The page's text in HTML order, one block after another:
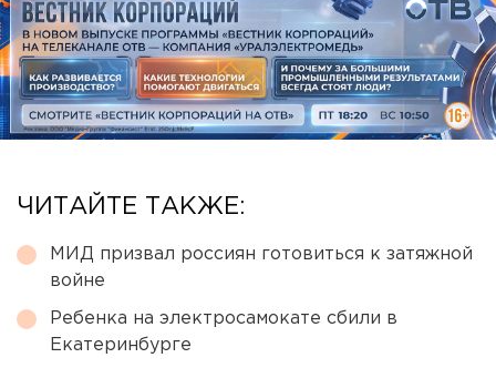
ЧИТАЙТЕ ТАКЖЕ:
МИД призвал россиян готовиться к затяжной
войне
Ребенка на электросамокате сбили в
Екатеринбурге